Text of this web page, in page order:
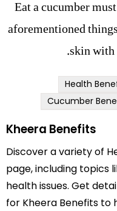
Eat a cucumber
aforementioned
skin with
Health
Cucumber
Kheera Benefits
Discover a variety of
page, including topics
health issues. Get
for Kheera Benefits to